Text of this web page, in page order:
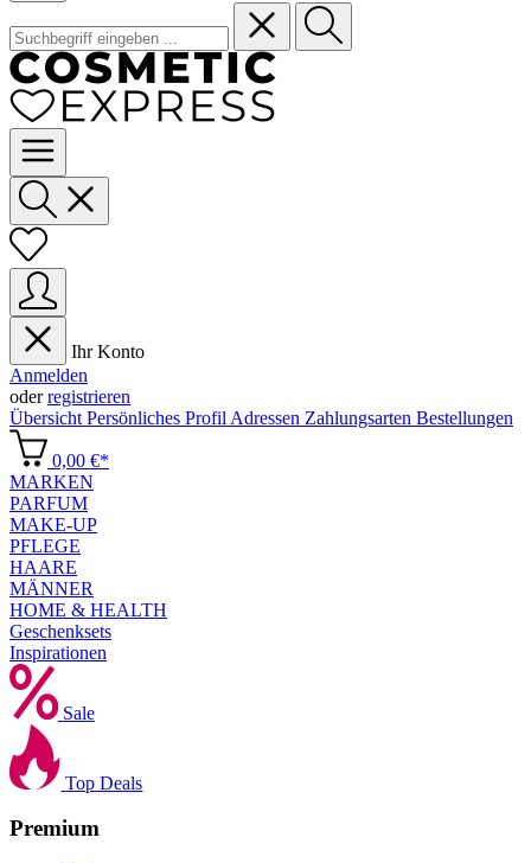
Ihr Konto
Anmelden
oderregistrieren
Übersicht Persönliches Profil Adressen Zahlungsarten Bestellungen
0,00 €*
MARKEN
PARFUM
MAKE-UP
PFLEGE
HAARE
MÄNNER
HOME & HEALTH
Geschenksets
Inspirationen
Sale
Top Deals
Premium